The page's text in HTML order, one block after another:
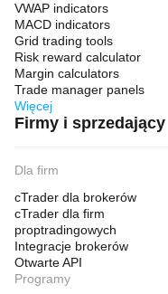
VWAP indicators
MACD indicators
Grid trading tools
Risk reward calculator
Margin calculators
Trade manager panels
Więcej
Firmy i sprzedający
Dla firm
cTrader dla brokerów
cTrader dla firm
proptradingowych
Integracje brokerów
Otwarte API
Programy